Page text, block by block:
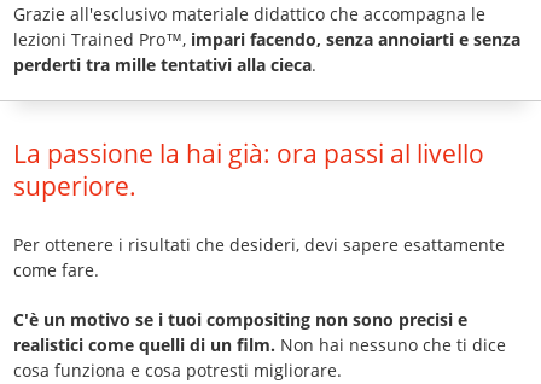
Grazie all'esclusivo materiale didattico che accompagna le
lezioni Trained Pro™, impari facendo, senza annoiarti e senza
perderti tra mille tentativi alla cieca.
La passione la hai già: ora passi al livello
superiore.
Per ottenere i risultati che desideri, devi sapere esattamente
come fare.
C'è un motivo se i tuoi compositing non sono precisi e
realistici come quelli di un film. Non hai nessuno che ti dice
cosa funziona e cosa potresti migliorare.